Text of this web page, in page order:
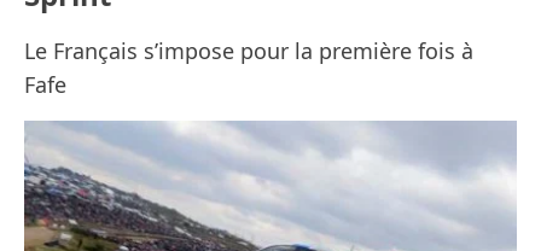
Le Français s’impose pour la première fois à
Fafe